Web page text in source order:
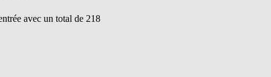
avec un total de 218